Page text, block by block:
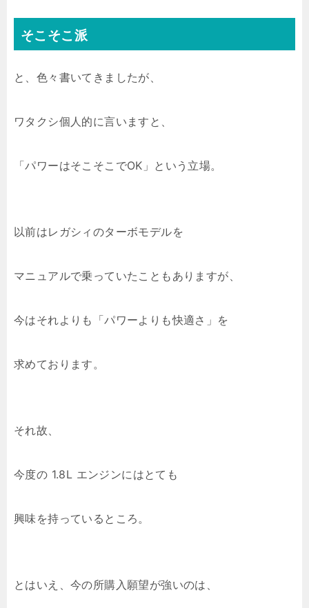
そこそこ派
と、色々書いてきましたが、
ワタクシ個人的に言いますと、
「パワーはそこそこでOK」という立場。
以前はレガシィのターボモデルを
マニュアルで乗っていたこともありますが、
今はそれよりも「パワーよりも快適さ」を
求めております。
それ故、
今度の 1.8L エンジンにはとても
興味を持っているところ。
とはいえ、今の所購入願望が強いのは、